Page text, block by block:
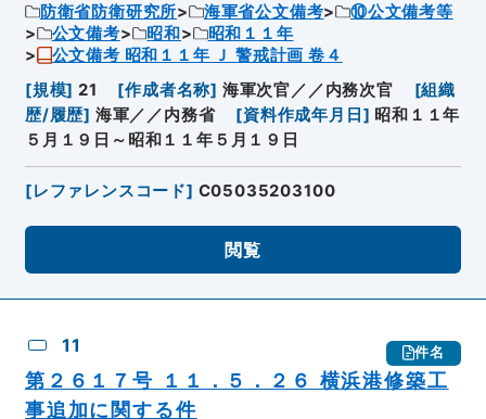
防衛省防衛研究所 海軍省公文備考
⑩公文備考等
公文備考
昭和
昭和１１年
公文備考 昭和１１年 Ｊ 警戒計画 卷４
[規模] 21 [作成者名称] 海軍次官／／内務次官 [組織
歴/履歴] 海軍／／内務省 [資料作成年月日 ] 昭和１１年
５月１９日～昭和１１年５月１９日
[レファレンスコード] C05035203100
閲覧
11 件名
第２６１７号 １１．５．２６ 横浜港修築工
事追加に関する件